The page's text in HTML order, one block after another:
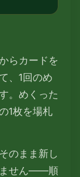
らカードを
、1回のめ
。めくった
1枚を場札
のまま新し
ません——順